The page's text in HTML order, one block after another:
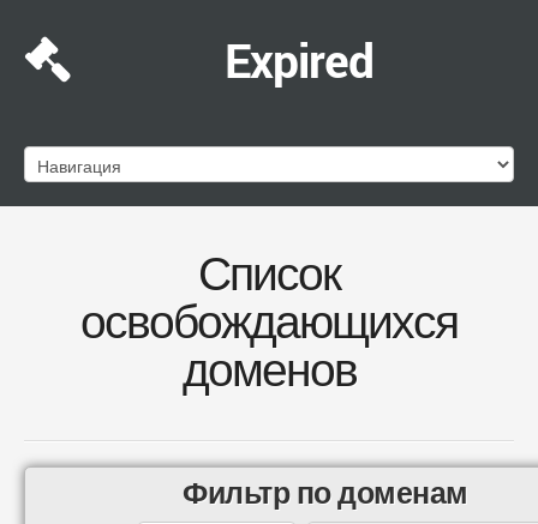
Expired
Список
освобождающихся
доменов
Фильтр по доменам